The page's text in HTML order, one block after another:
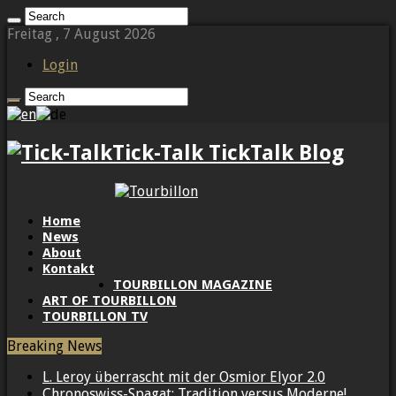
Freitag , 7 August 2026
Login
Tick-Talk TickTalk Blog
Home
News
About
Kontakt
TOURBILLON MAGAZINE
ART OF TOURBILLON
TOURBILLON TV
Breaking News
L. Leroy überrascht mit der Osmior Elyor 2.0